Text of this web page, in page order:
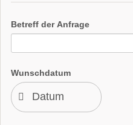
Betreff der Anfrage
Wunschdatum